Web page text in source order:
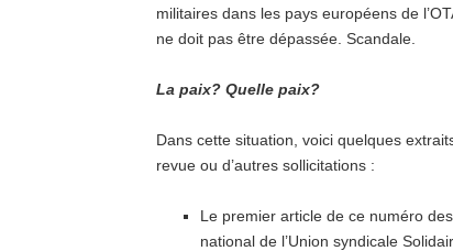
militaires dans les pays européens de
ne doit pas être dépassée. Scandale.
La paix? Quelle paix?
Dans cette situation, voici quelques
revue ou d’autres sollicitations :
Le premier article de ce numéro des
national de l’Union syndicale